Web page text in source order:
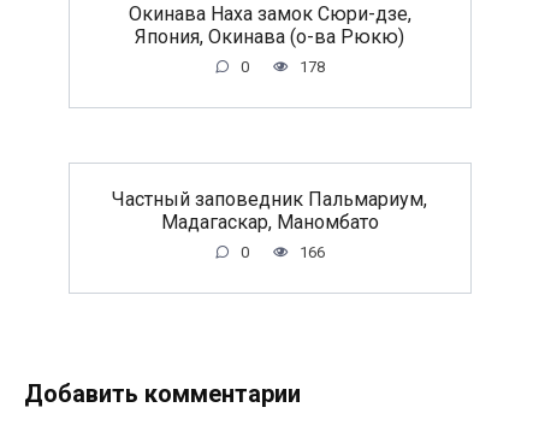
Окинава Наха замок Сюри-дзе,
Япония, Окинава (о-ва Рюкю)
0 178
Частный заповедник Пальмариум,
Мадагаскар, Маномбато
0 166
Добавить комментарии